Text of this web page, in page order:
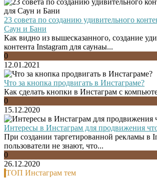
23 совета по созданию удивительного
Саун и Бани
Как видно из вышесказанного, создание
контента Instagram для саунаы...
0
12.01.2021
Что за кнопка продвигать в Инстаграме?
Как сделать кнопки в Инстаграм с
0
15.12.2020
Интересы в Инстаграм для продвижения
При создании таргетированной рекламы в
пользователи не знают, что...
0
26.12.2020
ТОП Инстаграм тем